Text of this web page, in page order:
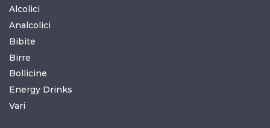
Alcolici
Analcolici
Bibite
Birre
Bollicine
Energy Drinks
Vari